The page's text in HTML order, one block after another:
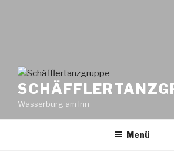
Wasserburg am Inn
Menü